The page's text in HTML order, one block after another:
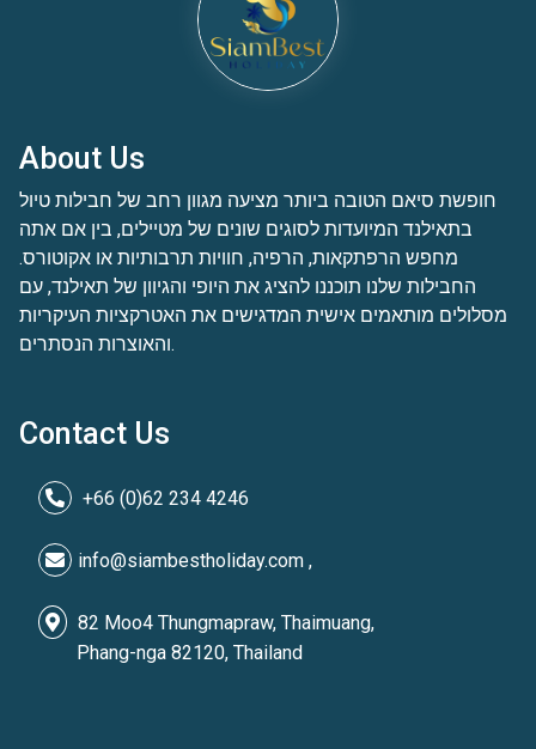
About Us
חופשת סיאם הטובה ביותר מציעה מגוון רחב של חבילות טיול
בתאילנד המיועדות לסוגים שונים של מטיילים, בין אם אתה
מחפש הרפתקאות, הרפיה, חוויות תרבותיות או אקוטורס.
החבילות שלנו תוכננו להציג את היופי והגיוון של תאילנד, עם
מסלולים מותאמים אישית המדגישים את האטרקציות העיקריות
והאוצרות הנסתרים.
Contact Us
+66 (0)62 234 4246
info@siambestholiday.com ,
82 Moo4 Thungmapraw, Thaimuang,
Phang-nga 82120, Thailand